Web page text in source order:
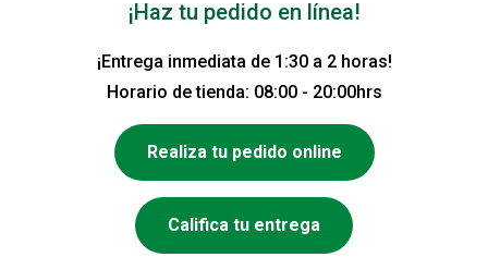
¡Haz tu pedido en línea!
¡Entrega inmediata de 1:30 a 2 horas!
Horario de tienda: 08:00 - 20:00hrs
Realiza tu pedido online
Califica tu entrega